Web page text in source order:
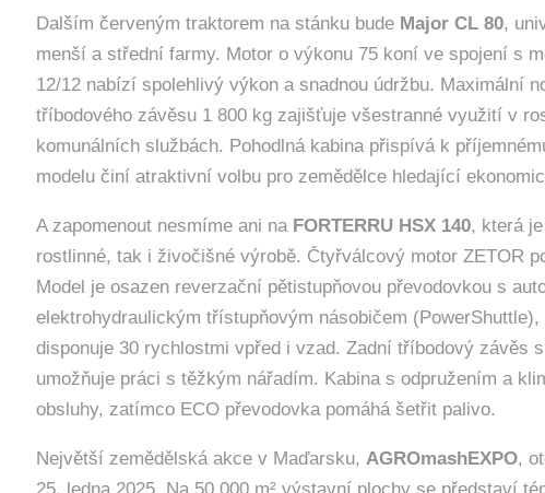
Dalším červeným traktorem na stánku bude Major CL 80,
menší a střední farmy. Motor o výkonu 75 koní ve spojení s
12/12 nabízí spolehlivý výkon a snadnou údržbu. Maximální
tříbodového závěsu 1 800 kg zajišťuje všestranné využití v
komunálních službách. Pohodlná kabina přispívá k
modelu činí atraktivní volbu pro zemědělce hledající
A zapomenout nesmíme ani na FORTERRU HSX 140, která
rostlinné, tak i živočišné výrobě. Čtyřválcový motor ZETOR
Model je osazen reverzační pětistupňovou převodovkou s
elektrohydraulickým třístupňovým násobičem
disponuje 30 rychlostmi vpřed i vzad. Zadní tříbodový závěs
umožňuje práci s těžkým nářadím. Kabina s odpružením a
obsluhy, zatímco ECO převodovka pomáhá šetřit palivo.
Největší zemědělská akce v Maďarsku, AGROmashEXPO,